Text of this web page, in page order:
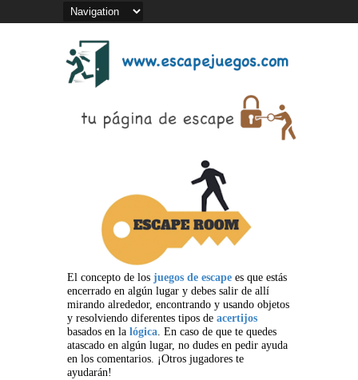
El concepto de los juegos de escape es que estás
encerrado en algún lugar y debes salir de allí
mirando alrededor, encontrando y usando objetos
y resolviendo diferentes tipos de acertijos
basados en la lógica. En caso de que te quedes
atascado en algún lugar, no dudes en pedir ayuda
en los comentarios. ¡Otros jugadores te
ayudarán!